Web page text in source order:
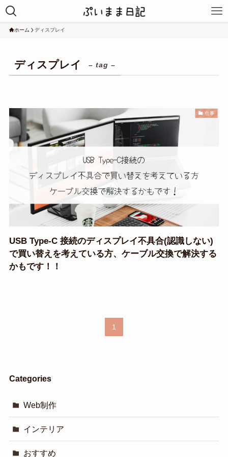
ホーム ディスプレイ
ディスプレイ – tag –
仕事
USB Type-C 接続のディスプレイ不具合(認識しない)
で買い替えを考えている方、ケーブル交換で解決する
かもです！！
1
Categories
Web制作
インテリア
おすすめ